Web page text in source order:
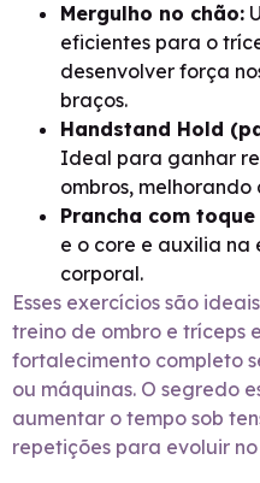
Mergulho no chão:
eficientes para o
desenvolver força
braços.
Handstand Hold
Ideal para ganhar
ombros,
Prancha com
e o core e auxilia
corporal.
Esses exercícios são
treino de ombro e tríceps
fortalecimento completo
ou máquinas. O segredo
aumentar o tempo sob
repetições para evoluir